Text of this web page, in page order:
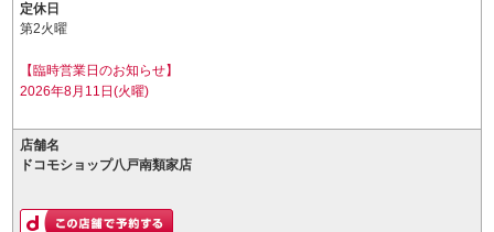
定休日
第2火曜
【臨時営業日のお知らせ】
2026年8月11日(火曜)
店舗名
ドコモショップ八戸南類家店